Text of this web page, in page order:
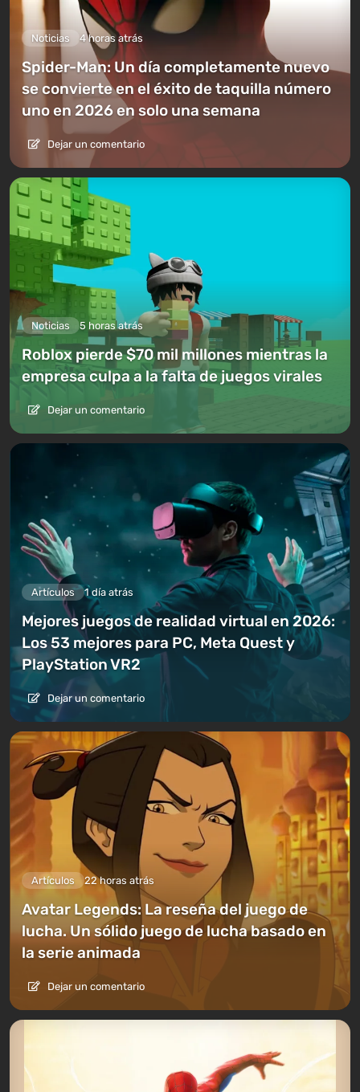
Noticias 4 horas atrás
Spider-Man: Un día completamente nuevo
se convierte en el éxito de taquilla número
uno en 2026 en solo una semana
Dejar un comentario
Noticias 5 horas atrás
Roblox pierde $70 mil millones mientras la
empresa culpa a la falta de juegos virales
Dejar un comentario
Artículos 1 día atrás
Mejores juegos de realidad virtual en 2026:
Los 53 mejores para PC, Meta Quest y
PlayStation VR2
Dejar un comentario
Artículos 22 horas atrás
Avatar Legends: La reseña del juego de
lucha. Un sólido juego de lucha basado en
la serie animada
Dejar un comentario